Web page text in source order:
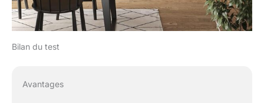
Bilan du test
Avantages